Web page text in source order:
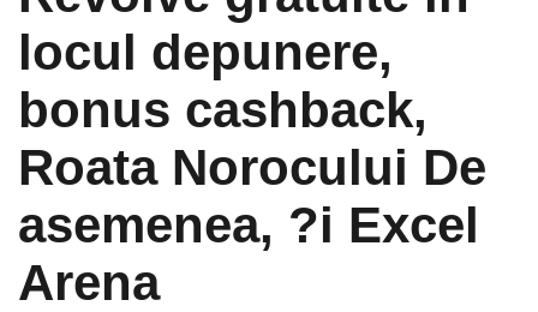
locul depunere,
bonus cashback,
Roata Norocului De
asemenea, ?i Excel
Arena